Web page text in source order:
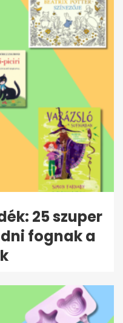
25 szuper
fognak a